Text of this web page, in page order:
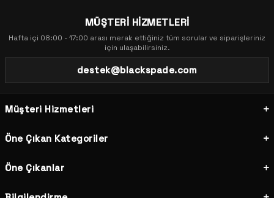
MÜŞTERİ HİZMETLERİ
Hafta içi 08:00 - 17:00 arası merak ettiğiniz tüm sorular ve siparişleriniz
için ulaşabilirsiniz.
destek@blackspade.com
Müşteri Hizmetleri
Öne Çıkan Kategoriler
Öne Çıkanlar